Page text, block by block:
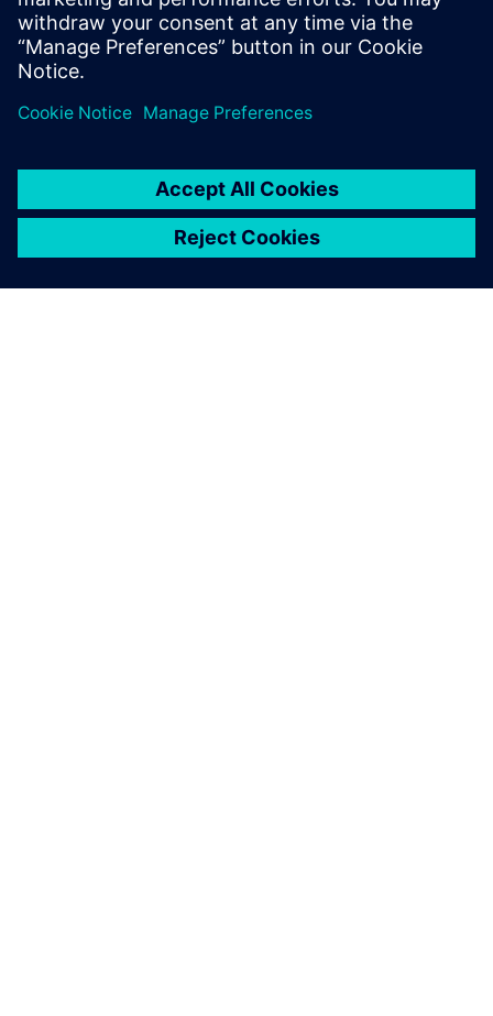
Sužinokite daugiau